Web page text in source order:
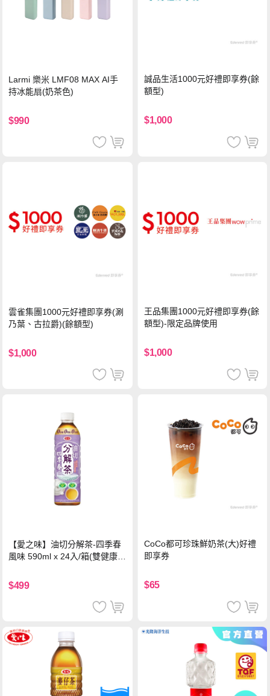
Larmi 樂米 LMF08 MAX AI手
持冰能扇(奶茶色)
$990
誠品生活1000元好禮即享券(餘
額型)
$1,000
雲雀集團1000元好禮即享券(涮
乃葉、古拉爵)(餘額型)
$1,000
王品集團1000元好禮即享券(餘
額型)-限定品牌使用
$1,000
【愛之味】油切分解茶-四季春
風味 590ml x 24入/箱(雙健康認
$499
CoCo都可珍珠鮮奶茶(大)好禮
即享券
$65